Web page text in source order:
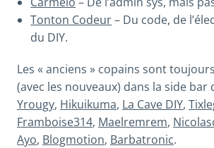
Tonton Codeur– Du code, de
du DIY.
Les « anciens » copains sont
(avec les nouveaux) dans la side bar
Yrougy, Hikuikuma, La Cave DIY,
Framboise314, Maelremrem,
Ayo, Blogmotion, Barbatronic.